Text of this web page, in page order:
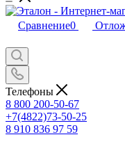
Сравнение0
Телефоны
8 800 200-50-67
+7(4822)73-50-25
8 910 836 97 59